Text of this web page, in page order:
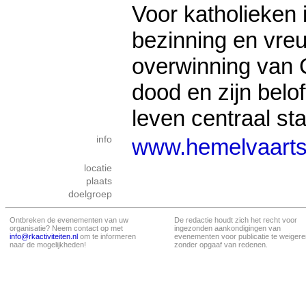
Voor katholieken
bezinning en
overwinning van
dood en zijn
leven centraal
info
locatie
plaats
doelgroep
Ontbreken de evenementen van uw
organisatie? Neem contact op met
info@rkactiviteiten.nl om te informeren
naar de mogelijkheden!
De redactie houdt zich het recht voor
ingezonden aankondigingen van
evenementen voor publicatie te
zonder opgaaf van redenen.